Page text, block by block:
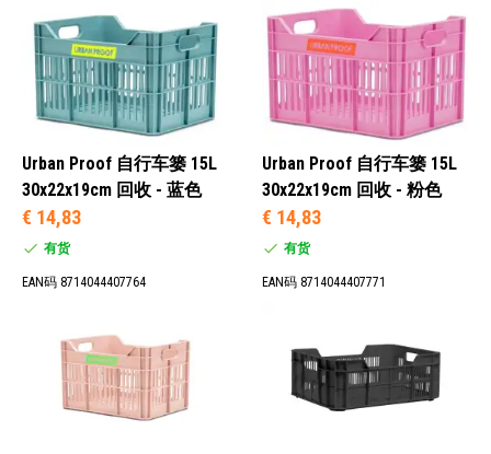
聚丙烯 (9)
蓝色 (4)
棕色 (2)
黄色 (2)
灰色 (5)
7升 (7)
9升 (3)
11升 (3)
Urban Proof 自行车篓 15L
30x22x19cm 回收 - 蓝色
€ 14,83
有货
EAN码 8714044407764
Urban Proof 自行车篓 15L
30x22x19cm 回收 - 粉色
€ 14,83
有货
EAN码 8714044407771